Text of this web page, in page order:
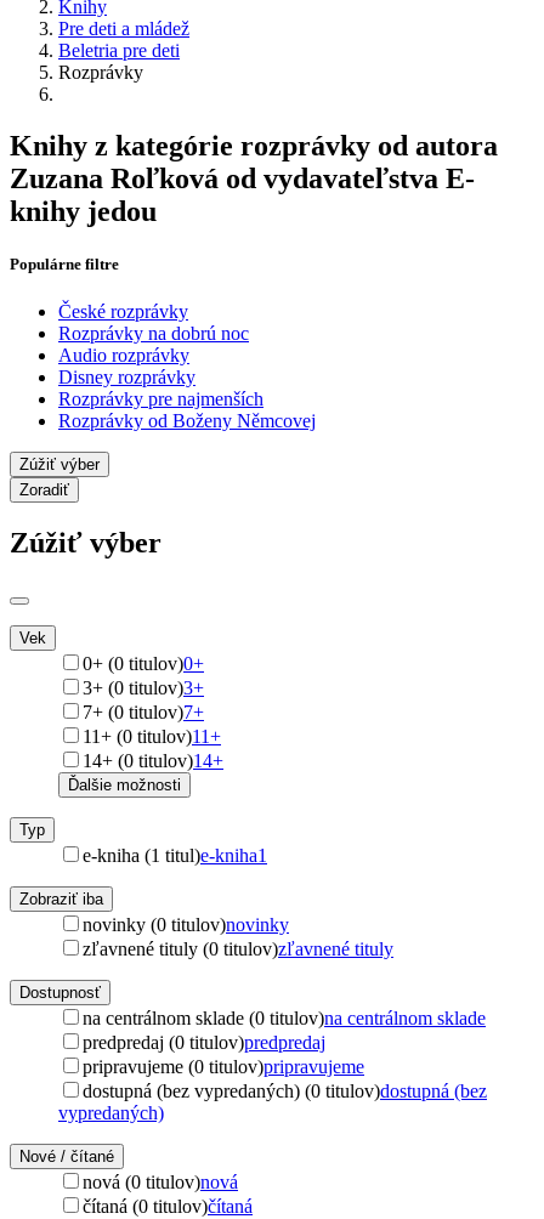
Knihy
Pre deti a mládež
Beletria pre deti
Rozprávky
Knihy z kategórie rozprávky od autora
Zuzana Roľková od vydavateľstva E-
knihy jedou
Populárne filtre
České rozprávky
Rozprávky na dobrú noc
Audio rozprávky
Disney rozprávky
Rozprávky pre najmenších
Rozprávky od Boženy Němcovej
Zúžiť výber
Zoradiť
Zúžiť výber
Vek
0+ (0 titulov)0+
3+ (0 titulov)3+
7+ (0 titulov)7+
11+ (0 titulov)11+
14+ (0 titulov)14+
Ďalšie možnosti
Typ
e-kniha (1 titul)e-kniha1
Zobraziť iba
novinky (0 titulov)novinky
zľavnené tituly (0 titulov)zľavnené tituly
Dostupnosť
na centrálnom sklade (0 titulov)na centrálnom sklade
predpredaj (0 titulov)predpredaj
pripravujeme (0 titulov)pripravujeme
dostupná (bez vypredaných) (0 titulov)dostupná (bez
vypredaných)
Nové / čítané
nová (0 titulov)nová
čítaná (0 titulov)čítaná